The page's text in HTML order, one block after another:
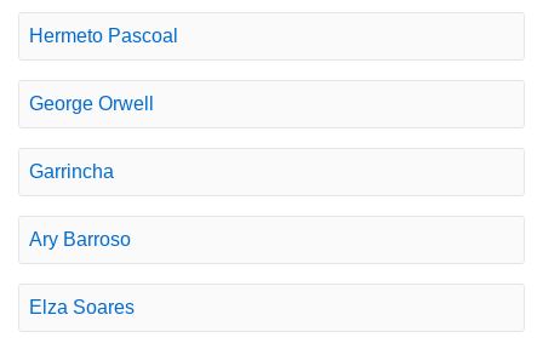
Hermeto Pascoal
George Orwell
Garrincha
Ary Barroso
Elza Soares